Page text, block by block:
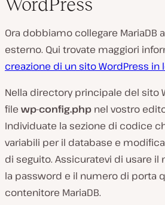
Ora dobbiamo collegare MariaDB
esterno. Qui trovate maggiori
creazione di un sito WordPress in
Nella directory principale del sito
file wp-config.php nel vostro
Individuate la sezione di codice
variabili per il database e
di seguito. Assicuratevi di usare il
la password e il numero di porta
contenitore MariaDB.